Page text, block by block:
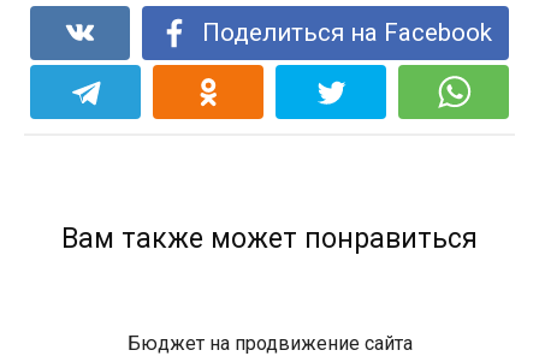
Поделиться на Facebook
Вам также может понравиться
Бюджет на продвижение сайта